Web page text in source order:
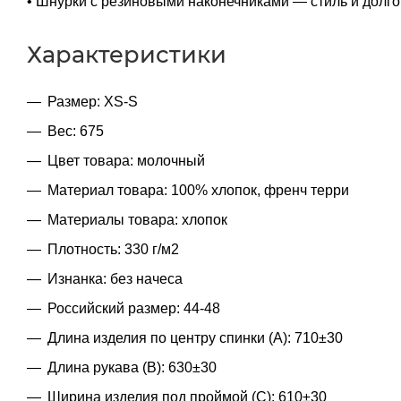
Характеристики
Размер: XS-S
Вес: 675
Цвет товара: молочный
Материал товара: 100% хлопок, френч терри
Материалы товара: хлопок
Плотность: 330 г/м2
Изнанка: без начеса
Российский размер: 44-48
Длина изделия по центру спинки (A): 710±30
Длина рукава (B): 630±30
Ширина изделия под проймой (С): 610±30